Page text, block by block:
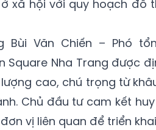
xã hội với quy hoạch đô
Văn Chiến – Phó
Square Nha Trang được
cao, chú trọng từ
Chủ đầu tư cam kết
vị liên quan để triển